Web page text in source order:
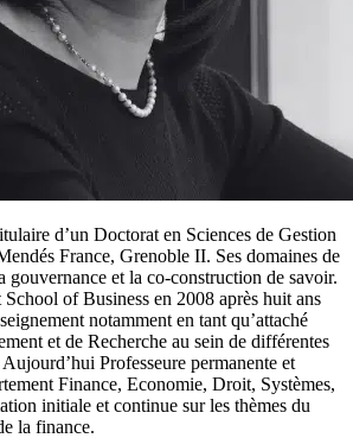
d’un Doctorat en Sciences de Gestion
France, Grenoble II. Ses domaines de
gouvernance et la co-construction de savoir.
of Business en 2008 après huit ans
notamment en tant qu’attaché
et de Recherche au sein de différentes
Professeure permanente et
Finance, Economie, Droit, Systèmes,
initiale et continue sur les thèmes du
la finance.